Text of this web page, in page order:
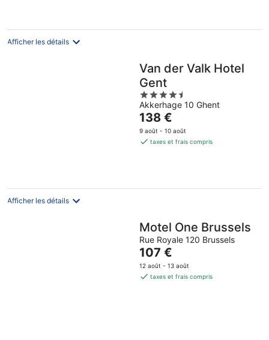
par
Afficher les détails
Van der Valk Hotel
Gent
4.5
out
of
5
Akkerhage 10 Ghent
Le
prix
est
nuit
138 €
9 août - 10 août
taxes et frais compris
Afficher les détails
Motel One Brussels
Rue Royale 120 Brussels
Le
prix
est
107 €
12 août - 13 août
taxes et frais compris